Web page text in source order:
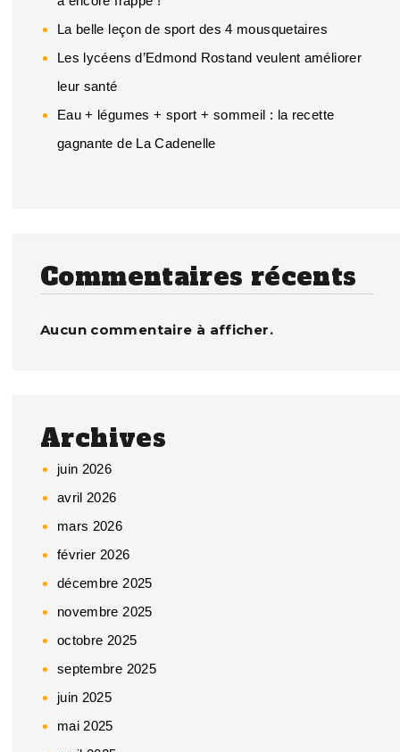
La belle leçon de sport des 4 mousquetaires
Les lycéens d’Edmond Rostand veulent améliorer
leur santé
Eau + légumes + sport + sommeil : la recette
gagnante de La Cadenelle
Commentaires récents
Aucun commentaire à afficher.
Archives
juin 2026
avril 2026
mars 2026
février 2026
décembre 2025
novembre 2025
octobre 2025
septembre 2025
juin 2025
mai 2025